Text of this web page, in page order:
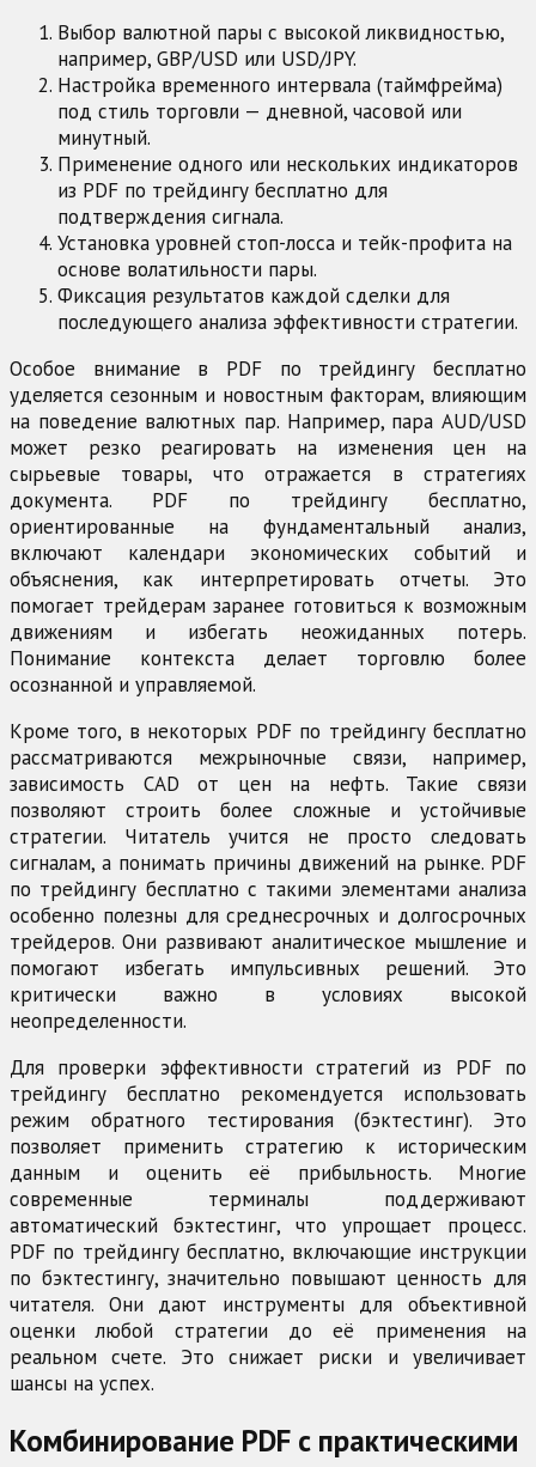
Выбор валютной пары с высокой ликвидностью,
например, GBP/USD или USD/JPY.
Настройка временного интервала (таймфрейма)
под стиль торговли — дневной, часовой или
минутный.
Применение одного или нескольких индикаторов
из PDF по трейдингу бесплатно для
подтверждения сигнала.
Установка уровней стоп-лосса и тейк-профита на
основе волатильности пары.
Фиксация результатов каждой сделки для
последующего анализа эффективности стратегии.
Особое внимание в PDF по трейдингу бесплатно
уделяется сезонным и новостным факторам, влияющим
на поведение валютных пар. Например, пара AUD/USD
может резко реагировать на изменения цен на
сырьевые товары, что отражается в стратегиях
документа. PDF по трейдингу бесплатно,
ориентированные на фундаментальный анализ,
включают календари экономических событий и
объяснения, как интерпретировать отчеты. Это
помогает трейдерам заранее готовиться к возможным
движениям и избегать неожиданных потерь.
Понимание контекста делает торговлю более
осознанной и управляемой.
Кроме того, в некоторых PDF по трейдингу бесплатно
рассматриваются межрыночные связи, например,
зависимость CAD от цен на нефть. Такие связи
позволяют строить более сложные и устойчивые
стратегии. Читатель учится не просто следовать
сигналам, а понимать причины движений на рынке. PDF
по трейдингу бесплатно с такими элементами анализа
особенно полезны для среднесрочных и долгосрочных
трейдеров. Они развивают аналитическое мышление и
помогают избегать импульсивных решений. Это
критически важно в условиях высокой
неопределенности.
Для проверки эффективности стратегий из PDF по
трейдингу бесплатно рекомендуется использовать
режим обратного тестирования (бэктестинг). Это
позволяет применить стратегию к историческим
данным и оценить её прибыльность. Многие
современные терминалы поддерживают
автоматический бэктестинг, что упрощает процесс.
PDF по трейдингу бесплатно, включающие инструкции
по бэктестингу, значительно повышают ценность для
читателя. Они дают инструменты для объективной
оценки любой стратегии до её применения на
реальном счете. Это снижает риски и увеличивает
шансы на успех.
Комбинирование PDF с практическими